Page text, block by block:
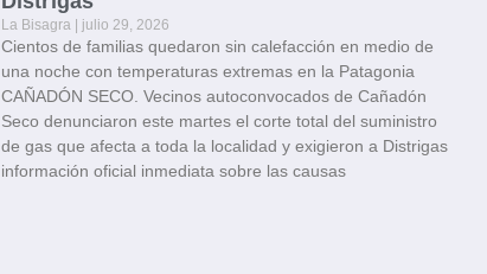
La Bisagra julio 29, 2026
Cientos de familias quedaron sin calefacción en medio de
una noche con temperaturas extremas en la Patagonia
CAÑADÓN SECO. Vecinos autoconvocados de Cañadón
Seco denunciaron este martes el corte total del suministro
de gas que afecta a toda la localidad y exigieron a Distrigas
información oficial inmediata sobre las causas